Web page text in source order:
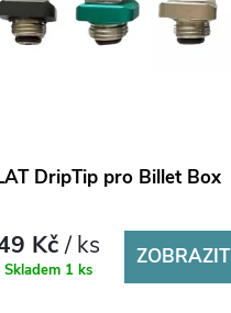
DripTip pro Billet Box
Kč/ ks
Skladem 1 ks
ZOBRAZIT